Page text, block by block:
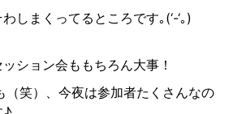
しまくってるところです｡ (‘-‘｡ )
ション会ももちろん大事！
（笑）、今夜は参加者たくさんなの